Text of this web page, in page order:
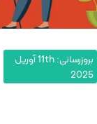
بروزرسانی: 11th آوریل
2025